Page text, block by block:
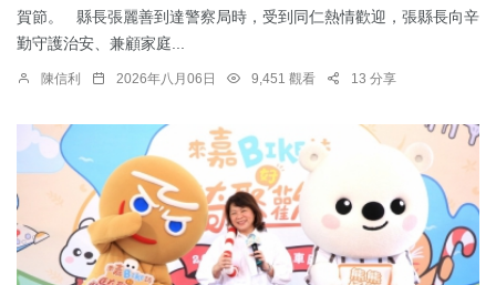
賀節。 縣長張麗善到達警察局時，受到同仁熱情歡迎，張縣長向辛
勤守護治安、兼顧家庭...
陳信利 2026年八月06日 9,451 觀看 13 分享